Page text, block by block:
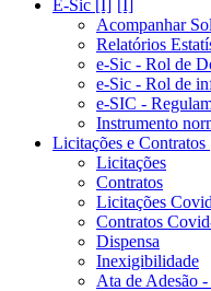
E-Sic [I]
Acompanhar
Relatórios
e-Sic - Rol de
e-Sic - Rol de
e-SIC -
Instrumento
Licitações e
Licitações
Contratos
Licitações
Contratos
Dispensa
Inexigibilidade
Ata de Adesão